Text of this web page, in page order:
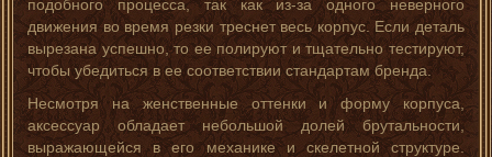
подобного процесса, так как из-за одного неверного
движения во время резки треснет весь корпус. Если деталь
вырезана успешно, то ее полируют и тщательно тестируют,
чтобы убедиться в ее соответствии стандартам бренда.
Несмотря на женственные оттенки и форму корпуса,
аксессуар обладает небольшой долей брутальности,
выражающейся в его механике и скелетной структуре.